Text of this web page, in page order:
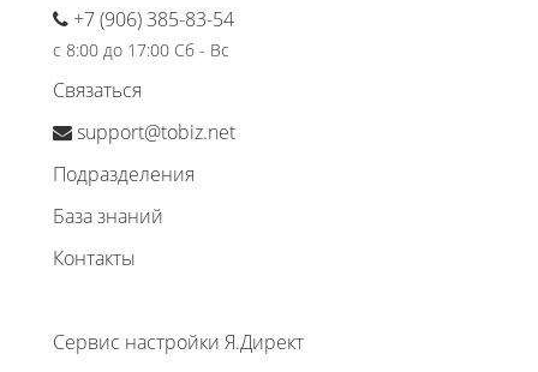
+7 (906) 385-83-54
с 8:00 до 17:00 Сб - Вс
Связаться
support@tobiz.net
Подразделения
База знаний
Контакты
Сервис настройки Я.Директ